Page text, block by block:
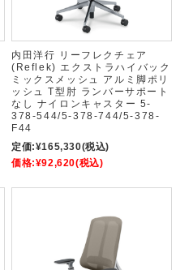
内田洋行 リーフレクチェア
(Reflek) エクストラハイバック
ミックスメッシュ アルミ脚ポリ
ッシュ T型肘 ランバーサポート
なし ナイロンキャスター 5-
378-544/5-378-744/5-378-
F44
定価:¥165,330(税込)
価格:¥92,620(税込)